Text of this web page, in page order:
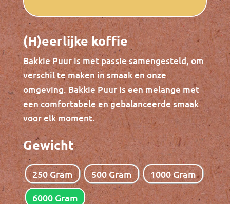
(H)eerlijke koffie
Bakkie Puur is met passie samengesteld, om
verschil te maken in smaak en onze
omgeving. Bakkie Puur is een melange met
een comfortabele en gebalanceerde smaak
voor elk moment.
Gewicht
250 Gram 500 Gram
1000 Gram
6000 Gram